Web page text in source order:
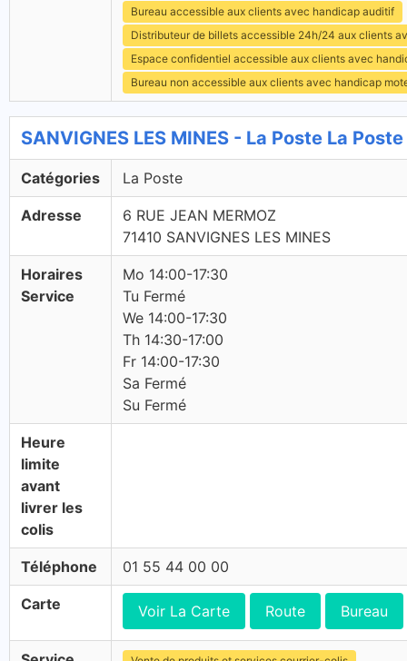
Bureau accessible aux clients avec handicap auditif
Distributeur de billets accessible 24h/24 aux clients
Espace confidentiel accessible aux clients avec
Bureau non accessible aux clients avec handicap
SANVIGNES LES MINES - La Poste La Poste
Catégories La Poste
Adresse
6 RUE JEAN MERMOZ
71410 SANVIGNES LES MINES
Horaires
Service
Mo 14:00-17:30
Tu Fermé
We 14:00-17:30
Th 14:30-17:00
Fr 14:00-17:30
Sa Fermé
Su Fermé
Heure
limite
avant
livrer les
colis
Téléphone 01 55 44 00 00
Carte Voir La Carte Route Bureau